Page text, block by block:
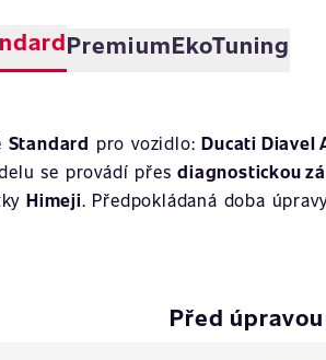
PremiumEkoTuning
Standard pro vozidlo:Ducati Diavel
se provádí přesdiagnostickou
Himeji. Předpokládaná doba
Před úpravou